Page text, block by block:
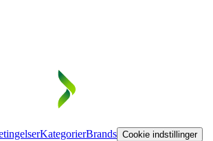
KategorierBrands Cookie indstillinger